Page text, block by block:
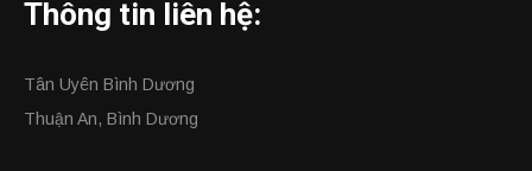
Thông tin liên hệ:
Tân Uyên Bình Dương
Thuận An, Bình Dương